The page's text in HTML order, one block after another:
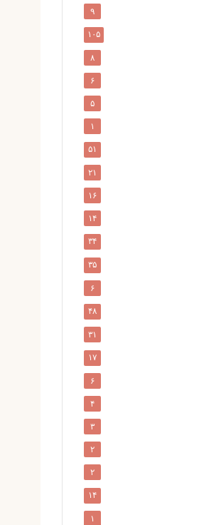
۹
۱۰۵
۸
۶
۵
۱
۵۱
۲۱
۱۶
۱۴
۳۴
۳۵
۶
۴۸
۳۱
۱۷
۶
۴
۳
۲
۲
۱۴
۱